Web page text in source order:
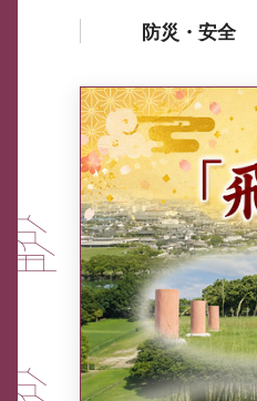
防災・安全
中東情勢や原油価格上昇の影響
を受ける中小企業向け相談窓口
について
ふるさと納税なら、奈良